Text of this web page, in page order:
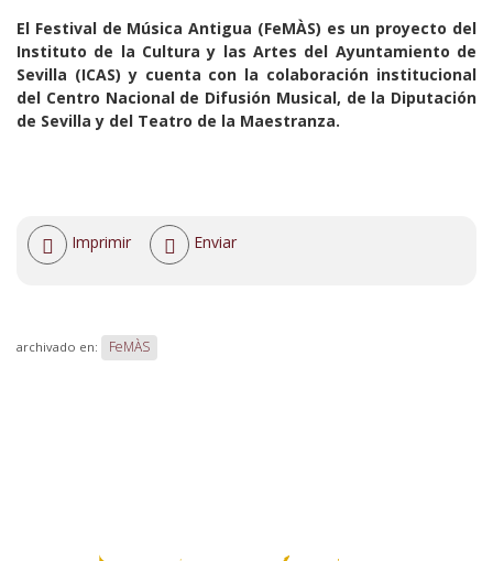
El Festival de Música Antigua (FeMÀS) es un proyecto del
Instituto de la Cultura y las Artes del Ayuntamiento de
Sevilla (ICAS) y cuenta con la colaboración institucional
del Centro Nacional de Difusión Musical, de la Diputación
de Sevilla y del Teatro de la Maestranza.
Acciones
documento
Imprimir Enviar
archivado en: FeMÀS